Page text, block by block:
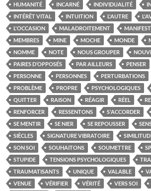
HUMANITÉ
INCARNÉ INDIVIDUALITÉ
INTÉRÊT VITAL
INTUITION L'AUTRE
L'OCCASION
MALADROITEMENT
MEMBRES
MINE MOCHE MONDE
NOMME
NOTE NOUS GROUPER
PAIRES D’OPPOSÉS
PAR AILLEURS PENSER
PERSONNE
PERSONNES PERTURBATIONS
PROBLÈME
PROPRE PSYCHOLOGIQUES
QUITTER
RAISON RÉAGIR RÉEL
RENFORCER
RESSENTONS S'ACCORDER
SE MENTIR
SE NIER SE REPOUSSER
SIÈCLES
SIGNATURE VIBRATOIRE
SON SOI
SOUHAITONS SOUMETTRE
STUPIDE
TENSIONS PSYCHOLOGIQUES
TRAUMATISANTS
UNIQUE VALABLE
VENUE
VÉRIFIER VÉRITÉ VERS SOI